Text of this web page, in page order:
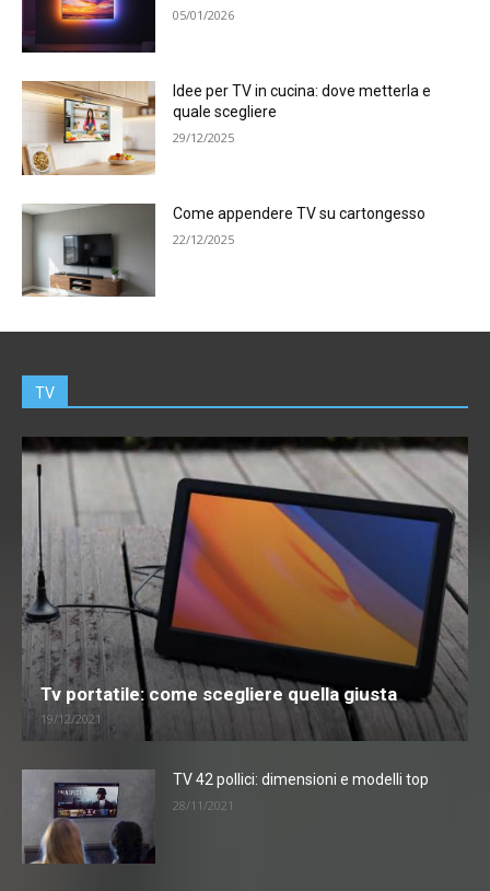
05/01/2026
Idee per TV in cucina: dove metterla e
quale scegliere
29/12/2025
Come appendere TV su cartongesso
22/12/2025
TV
Tv portatile: come scegliere quella giusta
19/12/2021
TV 42 pollici: dimensioni e modelli top
28/11/2021